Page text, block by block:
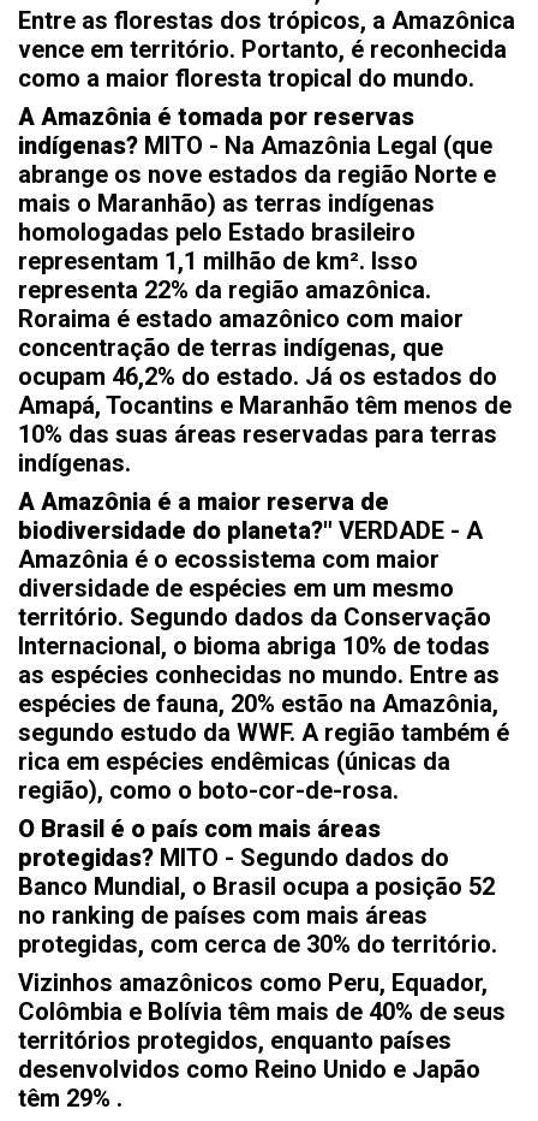
Entre as florestas dos trópicos, a Amazônica
vence em território. Portanto, é reconhecida
como a maior floresta tropical do mundo.
A Amazônia é tomada por reservas
indígenas? MITO - Na Amazônia Legal (que
abrange os nove estados da região Norte e
mais o Maranhão) as terras indígenas
homologadas pelo Estado brasileiro
representam 1,1 milhão de km². Isso
representa 22% da região amazônica.
Roraima é estado amazônico com maior
concentração de terras indígenas, que
ocupam 46,2% do estado. Já os estados do
Amapá, Tocantins e Maranhão têm menos de
10% das suas áreas reservadas para terras
indígenas.
A Amazônia é a maior reserva de
biodiversidade do planeta?" VERDADE - A
Amazônia é o ecossistema com maior
diversidade de espécies em um mesmo
território. Segundo dados da Conservação
Internacional, o bioma abriga 10% de todas
as espécies conhecidas no mundo. Entre as
espécies de fauna, 20% estão na Amazônia,
segundo estudo da WWF. A região também é
rica em espécies endêmicas (únicas da
região), como o boto-cor-de-rosa.
O Brasil é o país com mais áreas
protegidas? MITO - Segundo dados do
Banco Mundial, o Brasil ocupa a posição 52
no ranking de países com mais áreas
protegidas, com cerca de 30% do território.
Vizinhos amazônicos como Peru, Equador,
Colômbia e Bolívia têm mais de 40% de seus
territórios protegidos, enquanto países
desenvolvidos como Reino Unido e Japão
têm 29% .